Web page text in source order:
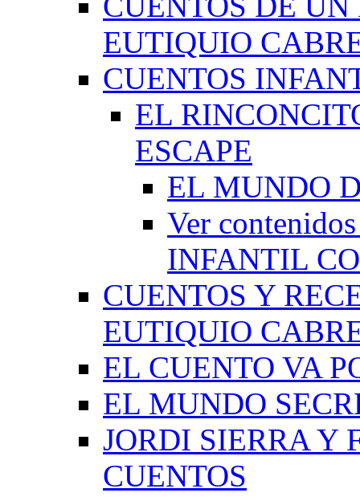
EUTIQUIO
CUENTOS
EL
ESCAPE
EL MUNDO
Ver
INFANTIL
CUENTOS Y
EUTIQUIO
EL CUENTO VA
EL MUNDO
JORDI SIERRA Y
CUENTOS